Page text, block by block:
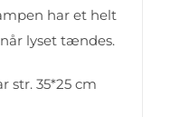
har et helt
lyset tændes.
str. 35*25 cm